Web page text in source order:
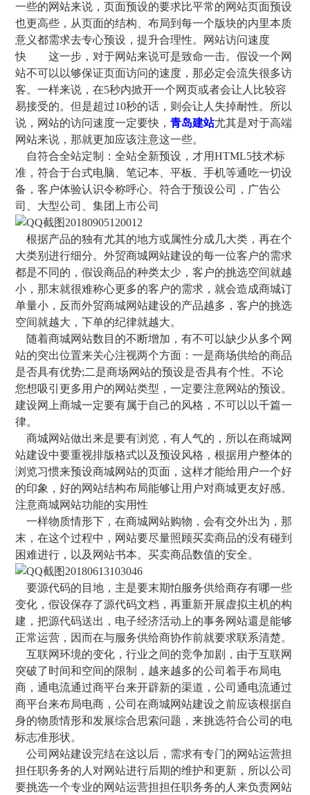
一些的网站来说，页面预设的要求比平常的网站页面预设
也更高些，从页面的结构、布局到每一个版块的内里本质
意义都需求去专心预设，提升合理性。网站访问速度
快 这一步，对于网站来说可是致命一击。假设一个网
站不可以以够保证页面访问的速度，那必定会流失很多访
客。一样来说，在5秒内掀开一个网页或者会让人比较容
易接受的。但是超过10秒的话，则会让人失掉耐性。所以
说，网站的访问速度一定要快，青岛建站尤其是对于高端
网站来说，那就更加应该注意这一些。
自符合全站定制：全站全新预设，才用HTML5技术标
准，符合于台式电脑、笔记本、平板、手机等通吃一切设
备，客户体验认识令称呼心。符合于预设公司，广告公
司、大型公司、集团上市公司
根据产品的独有尤其的地方或属性分成几大类，再在个
大类别进行细分。外贸商城网站建设的每一位客户的需求
都是不同的，假设商品的种类太少，客户的挑选空间就越
小，那末就很难称心更多的客户的需求，就会造成商城订
单量小，反而外贸商城网站建设的产品越多，客户的挑选
空间就越大，下单的纪律就越大。
随着商城网站数目的不断增加，有不可以缺少从多个网
站的突出位置来关心注视两个方面：一是商场供给的商品
是否具有优势;二是商场网站的预设是否具有个性。不论
您想吸引更多用户的网站类型，一定要注意网站的预设。
建设网上商城一定要有属于自己的风格，不可以以千篇一
律。
商城网站做出来是要有浏览，有人气的，所以在商城网
站建设中要重视排版格式以及预设风格，根据用户整体的
浏览习惯来预设商城网站的页面，这样才能给用户一个好
的印象，好的网站结构布局能够让用户对商城更友好感。
注意商城网站功能的实用性
一样物质情形下，在商城网站购物，会有交外出为，那
末，在这个过程中，网站要尽量照顾买卖商品的没有碰到
困难进行，以及网站书本。买卖商品数值的安全。
要源代码的目地，主是要末期怕服务供给商存有哪一些
变化，假设保存了源代码文档，再重新开展虚拟主机的构
建，把源代码送出，电子经济活动上的事务网站還是能够
正常运营，因而在与服务供给商协作前就要求联系清楚。
互联网环境的变化，行业之间的竞争加剧，由于互联网
突破了时间和空间的限制，越来越多的公司着手布局电
商，通电流通过商平台来开辟新的渠道，公司通电流通过
商平台来布局电商，公司在商城网站建设之前应该根据自
身的物质情形和发展综合思索问题，来挑选符合公司的电
标志准形状。
公司网站建设完结在这以后，需求有专门的网站运营担
担任职务务的人对网站进行后期的维护和更新，所以公司
要挑选一个专业的网站运营担担任职务务的人来负责网站